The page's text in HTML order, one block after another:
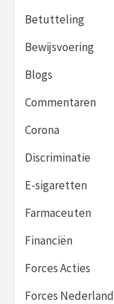
Betutteling
Bewijsvoering
Blogs
Commentaren
Corona
Discriminatie
E-sigaretten
Farmaceuten
Financiën
Forces Acties
Forces Nederland